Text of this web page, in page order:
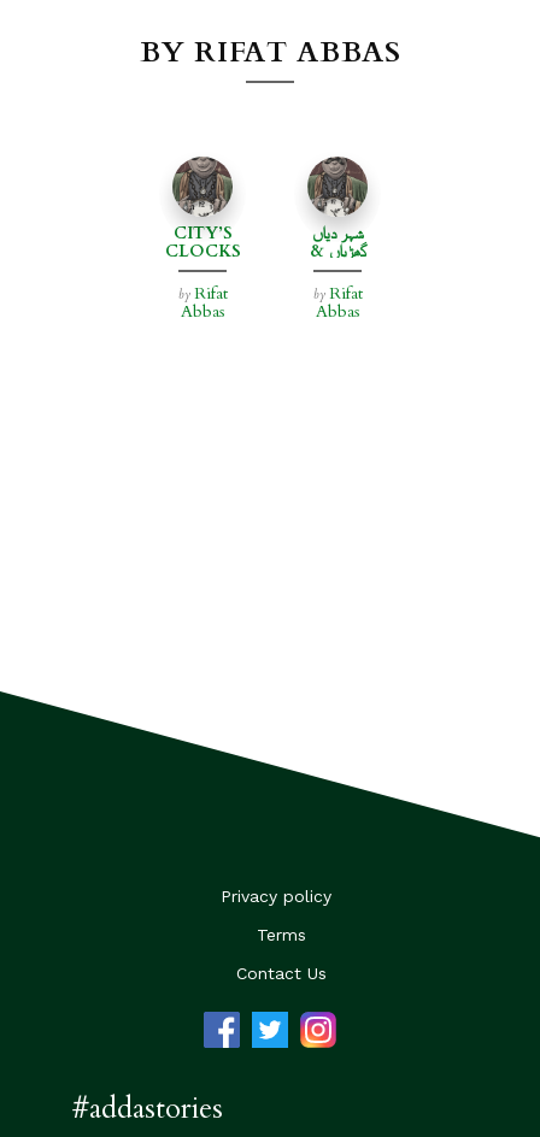
BY RIFAT ABBAS
CITY’S
CLOCKS
&
POSTMAN
by Rifat
Abbas
شہر دیاں
گھڑیاں &
ݙاکیا
by Rifat
Abbas
Privacy policy
Terms
Contact Us
#addastories